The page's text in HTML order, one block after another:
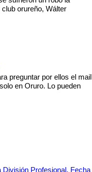
orureño, Wálter
preguntar por ellos el mail
en Oruro. Lo pueden
Profesional, Fecha